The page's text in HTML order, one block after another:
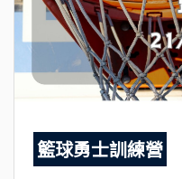
籃球勇士訓練營